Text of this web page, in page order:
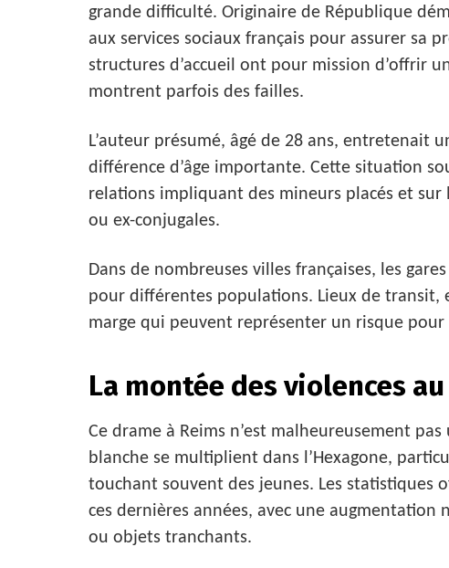
grande difficulté. Originaire de République
aux services sociaux français pour assurer sa
structures d’accueil ont pour mission d’offrir
montrent parfois des failles.
L’auteur présumé, âgé de 28 ans, entretenait
différence d’âge importante. Cette situation
relations impliquant des mineurs placés et
ou ex-conjugales.
Dans de nombreuses villes françaises, les
pour différentes populations. Lieux de transit,
marge qui peuvent représenter un risque pour
La montée des violences
Ce drame à Reims n’est malheureusement pas
blanche se multiplient dans l’Hexagone,
touchant souvent des jeunes. Les statistiques
ces dernières années, avec une
ou objets tranchants.